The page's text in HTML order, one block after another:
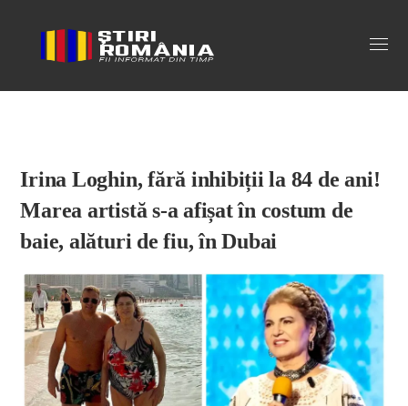
Stiri Romania
Irina Loghin, fără inhibiții la 84 de ani!
Marea artistă s-a afișat în costum de
baie, alături de fiu, în Dubai